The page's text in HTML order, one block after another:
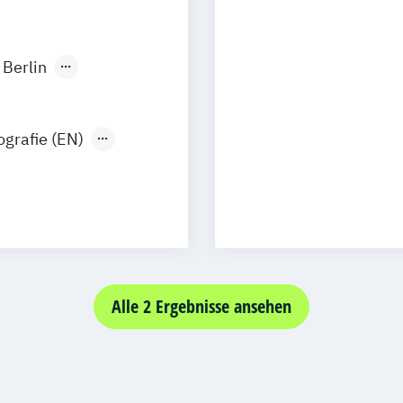
Berlin
München
(EN)
Alle 2 Ergebnisse ansehen